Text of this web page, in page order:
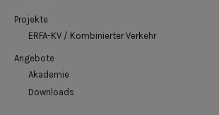
Projekte
ERFA-KV / Kombinierter Verkehr
Angebote
Akademie
Downloads